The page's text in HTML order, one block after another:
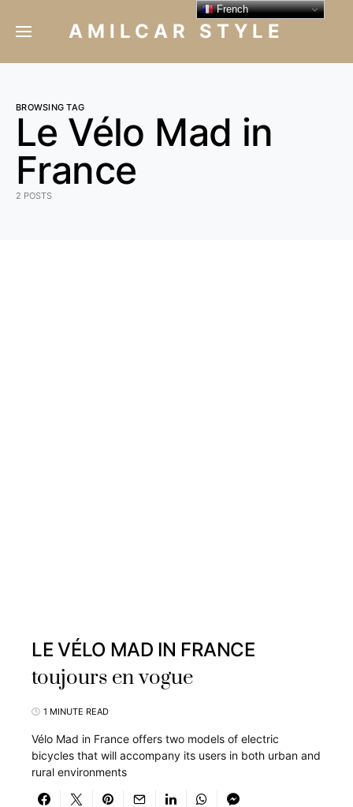
AMILCAR STYLE
BROWSING TAG
Le Vélo Mad in
France
2 POSTS
LE VÉLO MAD IN FRANCE
toujours en vogue
1 MINUTE READ
Vélo Mad in France offers two models of electric
bicycles that will accompany its users in both urban and
rural environments
French